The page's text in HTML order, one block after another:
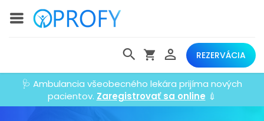
REZERVÁCIA
🩺 Ambulancia všeobecného lekára prijíma nových
pacientov. Zaregistrovať sa online 💉